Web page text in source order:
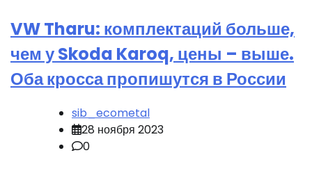
VW Tharu: комплектаций больше,
чем у Skoda Karoq, цены – выше.
Оба кросса пропишутся в России
sib_ecometal
28 ноября 2023
0